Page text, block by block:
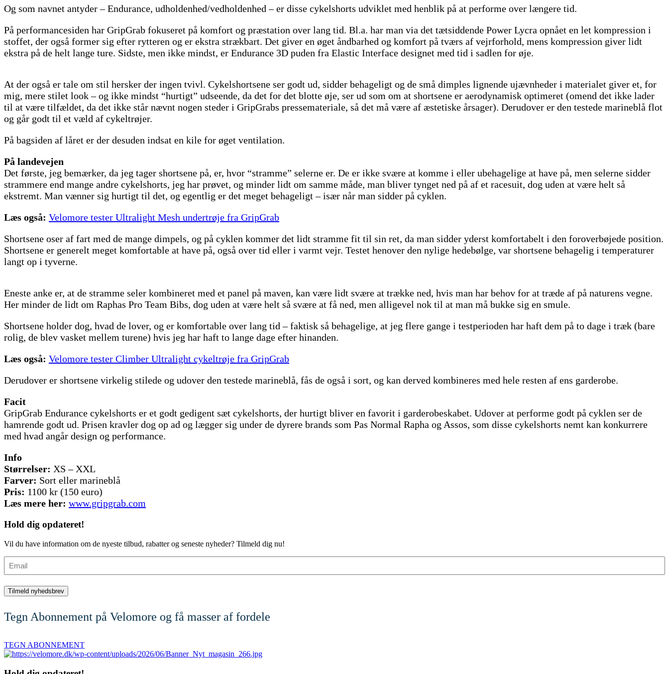
Og som navnet antyder – Endurance, udholdenhed/vedholdenhed – er disse cykelshorts udviklet med henblik på at performe over længere tid.
På performancesiden har GripGrab fokuseret på komfort og præstation over lang tid. Bl.a. har man via det tætsiddende Power Lycra opnået en let kompression i
stoffet, der også former sig efter rytteren og er ekstra strækbart. Det giver en øget åndbarhed og komfort på tværs af vejrforhold, mens kompression giver lidt
ekstra på de helt lange ture. Sidste, men ikke mindst, er Endurance 3D puden fra Elastic Interface designet med tid i sadlen for øje.
At der også er tale om stil hersker der ingen tvivl. Cykelshortsene ser godt ud, sidder behageligt og de små dimples lignende ujævnheder i materialet giver et, for
mig, mere stilet look – og ikke mindst “hurtigt” udseende, da det for det blotte øje, ser ud som om at shortsene er aerodynamisk optimeret (omend det ikke lader
til at være tilfældet, da det ikke står nævnt nogen steder i GripGrabs pressemateriale, så det må være af æstetiske årsager). Derudover er den testede marineblå flot
og går godt til et væld af cykeltrøjer.
På bagsiden af låret er der desuden indsat en kile for øget ventilation.
På landevejen
Det første, jeg bemærker, da jeg tager shortsene på, er, hvor “stramme” selerne er. De er ikke svære at komme i eller ubehagelige at have på, men selerne sidder
strammere end mange andre cykelshorts, jeg har prøvet, og minder lidt om samme måde, man bliver tynget ned på af et racesuit, dog uden at være helt så
ekstremt. Man vænner sig hurtigt til det, og egentlig er det meget behageligt – især når man sidder på cyklen.
Læs også: Velomore tester Ultralight Mesh undertrøje fra GripGrab
Shortsene oser af fart med de mange dimpels, og på cyklen kommer det lidt stramme fit til sin ret, da man sidder yderst komfortabelt i den foroverbøjede position.
Shortsene er generelt meget komfortable at have på, også over tid eller i varmt vejr. Testet henover den nylige hedebølge, var shortsene behagelig i temperaturer
langt op i tyverne.
Eneste anke er, at de stramme seler kombineret med et panel på maven, kan være lidt svære at trække ned, hvis man har behov for at træde af på naturens vegne.
Her minder de lidt om Raphas Pro Team Bibs, dog uden at være helt så svære at få ned, men alligevel nok til at man må bukke sig en smule.
Shortsene holder dog, hvad de lover, og er komfortable over lang tid – faktisk så behagelige, at jeg flere gange i testperioden har haft dem på to dage i træk (bare
rolig, de blev vasket mellem turene) hvis jeg har haft to lange dage efter hinanden.
Læs også: Velomore tester Climber Ultralight cykeltrøje fra GripGrab
Derudover er shortsene virkelig stilede og udover den testede marineblå, fås de også i sort, og kan derved kombineres med hele resten af ens garderobe.
Facit
GripGrab Endurance cykelshorts er et godt gedigent sæt cykelshorts, der hurtigt bliver en favorit i garderobeskabet. Udover at performe godt på cyklen ser de
hamrende godt ud. Prisen kravler dog op ad og lægger sig under de dyrere brands som Pas Normal Rapha og Assos, som disse cykelshorts nemt kan konkurrere
med hvad angår design og performance.
Info
Størrelser: XS – XXL
Farver: Sort eller marineblå
Pris: 1100 kr (150 euro)
Læs mere her: www.gripgrab.com
Hold dig opdateret!
Vil du have information om de nyeste tilbud, rabatter og seneste nyheder? Tilmeld dig nu!
Tegn Abonnement på Velomore og få masser af fordele
TEGN ABONNEMENT